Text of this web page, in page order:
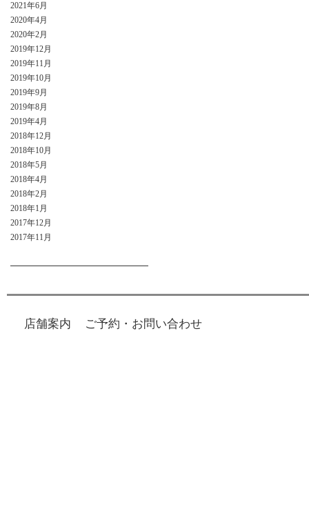
2021年6月
2020年4月
2020年2月
2019年12月
2019年11月
2019年10月
2019年9月
2019年8月
2019年4月
2018年12月
2018年10月
2018年5月
2018年4月
2018年2月
2018年1月
2017年12月
2017年11月
店舗案内 ご予約・お問い合わせ